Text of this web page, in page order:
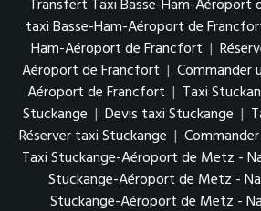
Transfert Taxi Basse-Ham-Aéroport
taxi Basse-Ham-Aéroport de
Ham-Aéroport de Francfort |
Aéroport de Francfort | Commander
Aéroport de Francfort | Taxi
Stuckange | Devis taxi Stuckange |
Réserver taxi Stuckange |
Taxi Stuckange-Aéroport de Metz -
Stuckange-Aéroport de Metz -
Stuckange-Aéroport de Metz -